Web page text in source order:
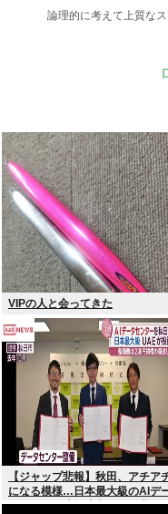
論理的に考えて上質な
VIPの人と会ってきた
【ジャップ悲報】秋田、アチア
になる模様…日本最大級のAIデ
タセンター建設決定！整備費は2